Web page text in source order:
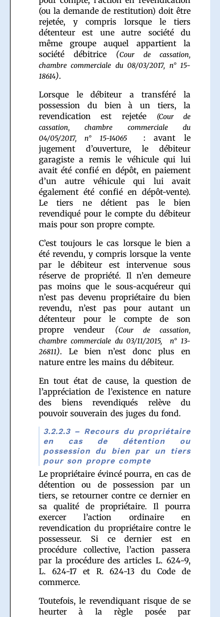
(ou la demande de restitution) doit être
rejetée, y compris lorsque le tiers
détenteur est une autre société du
même groupe auquel appartient la
société débitrice (Cour de cassation,
chambre commerciale du 08/03/2017, n° 15-
18614).
Lorsque le débiteur a transféré la
possession du bien à un tiers, la
revendication est rejetée
(Cour de
cassation, chambre commerciale du
04/05/2017, n° 15-14065
: avant le
jugement d’ouverture, le débiteur
garagiste a remis le véhicule qui lui
avait été confié en dépôt, en paiement
d’un autre véhicule qui lui avait
également été confié en dépôt-vente).
Le tiers ne détient pas le bien
revendiqué pour le compte du débiteur
mais pour son propre compte.
C’est toujours le cas lorsque le bien a
été revendu, y compris lorsque la vente
par le débiteur est intervenue sous
réserve de propriété. Il n’en demeure
pas moins que le sous-acquéreur qui
n’est pas devenu propriétaire du bien
revendu, n’est pas pour autant un
détenteur pour le compte de son
propre vendeur (Cour de cassation,
chambre commerciale du 03/11/2015, n° 13-
26811). Le bien n’est donc plus en
nature entre les mains du débiteur.
En tout état de cause, la question de
l’appréciation de l’existence en nature
des biens revendiqués relève du
pouvoir souverain des juges du fond.
3.2.2.3 – Recours du propriétaire
en cas de détention ou
possession du bien par un tiers
pour son propre compte
Le propriétaire évincé pourra, en cas de
détention ou de possession par un
tiers, se retourner contre ce dernier en
sa qualité de propriétaire. Il pourra
exercer l’action ordinaire en
revendication du propriétaire contre le
possesseur. Si ce dernier est en
procédure collective, l’action passera
par la procédure des articles L. 624-9,
L. 624-17 et R. 624-13 du Code de
commerce.
Toutefois, le revendiquant risque de se
heurter à la règle posée par